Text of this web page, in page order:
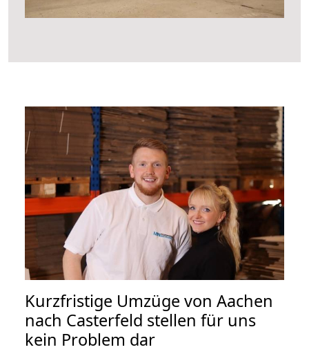
Kurzfristige Umzüge von Aachen
nach Casterfeld stellen für uns
kein Problem dar